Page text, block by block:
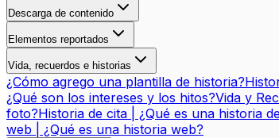
Descarga de contenido
Elementos reportados
Vida, recuerdos e historias
¿Cómo agrego una plantilla de historia?
¿Qué son los intereses y los hitos?Vida y
foto?Historia de cita | ¿Qué es una historia
web | ¿Qué es una historia web?